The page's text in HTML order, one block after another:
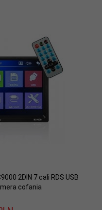
2DIN 7 cali RDS USB
cofania